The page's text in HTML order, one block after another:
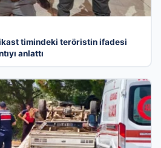
timindeki teröristin ifadesi
anlattı